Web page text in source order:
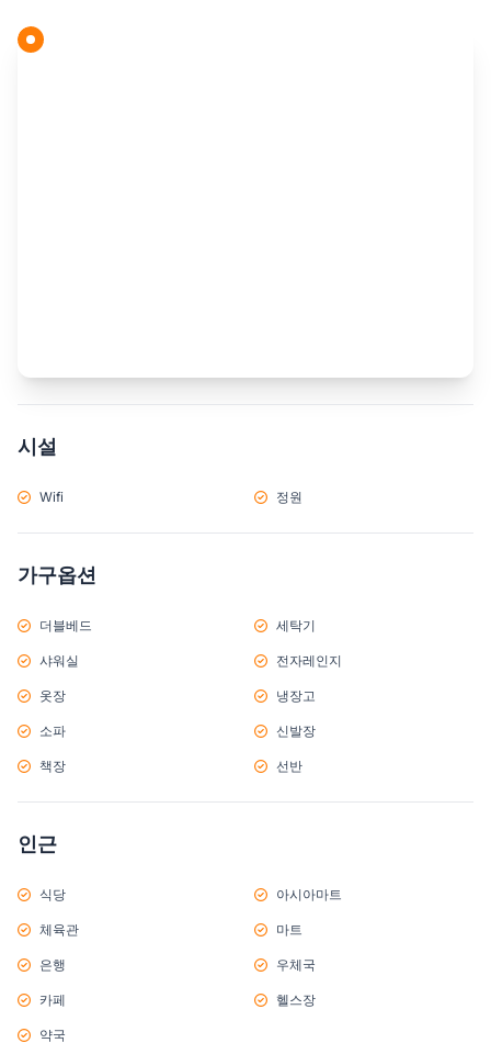
시설
Wifi 정원
가구옵션
더블베드 세탁기
샤워실 전자레인지
옷장 냉장고
소파 신발장
책장 선반
인근
식당 아시아마트
체육관 마트
은행 우체국
카페 헬스장
약국